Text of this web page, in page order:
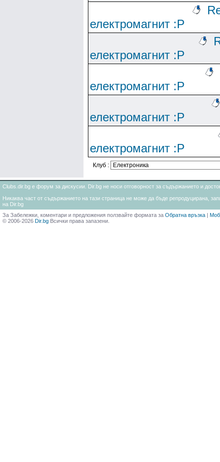
електромагнит :Р
електромагнит :Р
електромагнит :Р
електромагнит :Р
електромагнит :Р
Клуб :
Clubs.dir.bg е форум за дискусии. Dir.bg не носи отговорност за съдържанието и
Никаква част от съдържанието на тази страница не може да бъде репродуцирана,
на Dir.bg
За Забележки, коментари и предложения ползвайте формата за Обратна връзка |
© 2006-2026 Dir.bg Всички права запазени.